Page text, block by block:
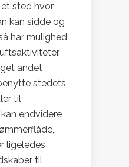
sted hvor
kan sidde og
har mulighed
andet
stedets
til
endvidere
ligeledes
til